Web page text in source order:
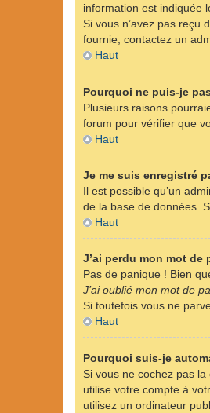
information est indiquée
Si vous n’avez pas reçu
fournie, contactez un
Haut
Pourquoi ne puis-je
Plusieurs raisons
forum pour vérifier que
Haut
Je me suis enregistré
Il est possible qu’un
de la base de données.
Haut
J’ai perdu mon mot de
Pas de panique ! Bien
J’ai oublié mon mot de
Si toutefois vous ne
Haut
Pourquoi suis-je
Si vous ne cochez pas la
utilise votre compte à
utilisez un ordinateur